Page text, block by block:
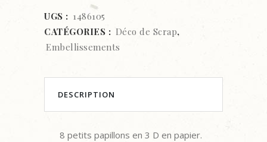
Minis
papillons
UGS : 1486105
CATÉGORIES : Déco de Scrap,
Embellissements
DESCRIPTION
8 petits papillons en 3 D en papier.